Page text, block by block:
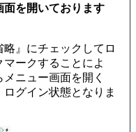
面を開いております
』にチェックしてロ
ークすることによ
ニュー画面を開く
グイン状態となりま